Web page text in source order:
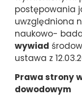
postępowania
uwzględniona
naukowo-
wywiad
ustawa z
Prawa strony
dowodowym